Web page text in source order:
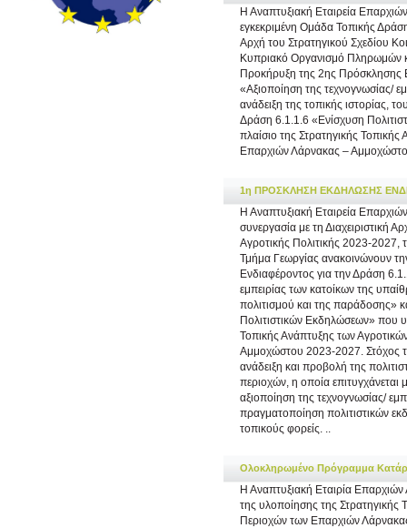
Η Αναπτυξιακή Εταιρεία
εγκεκριμένη Ομάδα Τοπικής
Αρχή του Στρατηγικού Σχεδίου
Κυπριακό Οργανισμό Πληρωμών
Προκήρυξη της 2ης Πρόσκλησης
«Αξιοποίηση της τεχνογνωσίας/
ανάδειξη της τοπικής ιστορίας,
Δράση 6.1.1.6 «Ενίσχυση
πλαίσιο της Στρατηγικής
Επαρχιών Λάρνακας –
1η ΠΡΟΣΚΛΗΣΗ ΕΚΔΗΛΩΣΗΣ
Η Αναπτυξιακή Εταιρεία
συνεργασία με τη Διαχειριστική
Αγροτικής Πολιτικής 2023-
Τμήμα Γεωργίας ανακοινώνουν
Ενδιαφέροντος για την Δράση
εμπειρίας των κατοίκων της
πολιτισμού και της παράδοσης»
Πολιτιστικών Εκδηλώσεων» που
Τοπικής Ανάπτυξης των
Αμμοχώστου 2023-2027. Στόχος
ανάδειξη και προβολή της
περιοχών, η οποία επιτυγχάνεται
αξιοποίηση της τεχνογνωσίας/
πραγματοποίηση πολιτιστικών
τοπικούς φορείς. ..
Ολοκληρωμένο Πρόγραμμα
Η Αναπτυξιακή Εταιρία
της υλοποίησης της Στρατηγικής
Περιοχών των Επαρχιών